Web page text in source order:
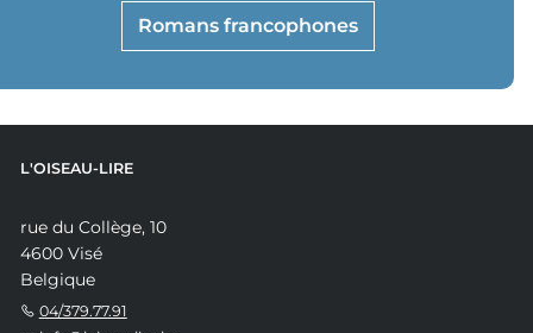
Romans francophones
L'OISEAU-LIRE
rue du Collège, 10
4600 Visé
Belgique
04/379.77.91